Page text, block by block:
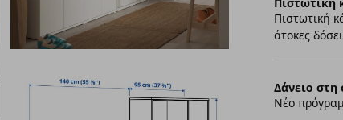
Πιστωτική
άτοκες
Δάνειο στη
Νέο